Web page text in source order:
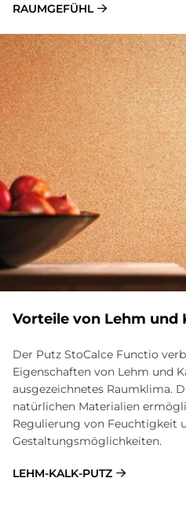
RAUMGEFÜHL
Vor­teile von Lehm und
Der Putz StoCalce Functio
Eigenschaften von Lehm und
ausgezeichnetes Raumklima.
natürlichen Materialien
Regulierung von Feuchtigkeit
Gestaltungsmöglichkeiten.
LEHM-KALK-PUTZ